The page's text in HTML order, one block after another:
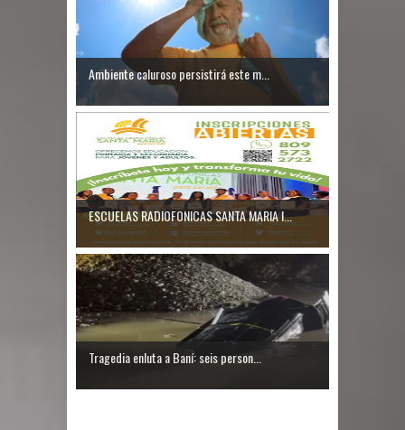
local de Samaná
Condenan a 30 años exteniente por
matar a su esposa y suegra
Nuevas zonas francas en la RD
generarán más de 8 mil empleos
Senado RD aprueba de urgencia
reformas al nuevo Código Penal
Nicaragua responde a RD tras
condena a Daniel Ortega por
Condena de 30 años a hombre por
Ambiente caluroso persistirá este m...
ESCUELAS RADIOFONICAS SANTA MARIA I...
Tragedia enluta a Baní: seis person...